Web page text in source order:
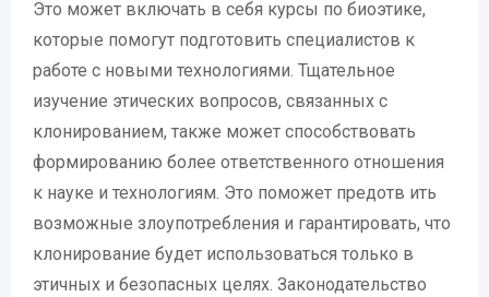
Это может включать в себя курсы по биоэтике,
которые помогут подготовить специалистов к
работе с новыми технологиями. Тщательное
изучение этических вопросов, связанных с
клонированием, также может способствовать
формированию более ответственного отношения
к науке и технологиям. Это поможет предотв ить
возможные злоупотребления и гарантировать, что
клонирование будет использоваться только в
этичных и безопасных целях. Законодательство